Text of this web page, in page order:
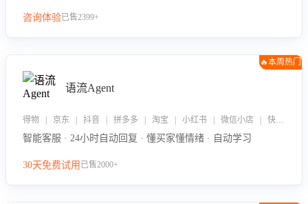
咨询体验已售2399+
🔥本周热门
语流Agent
得物 | 京东 | 抖音 | 拼多多 | 淘宝 | 小红书 | 微信小店 | 快手 | 唯品会
智能客服 · 24小时自动回复 · 懂买家懂情绪 · 自动学习
30天免费试用 已售2000+